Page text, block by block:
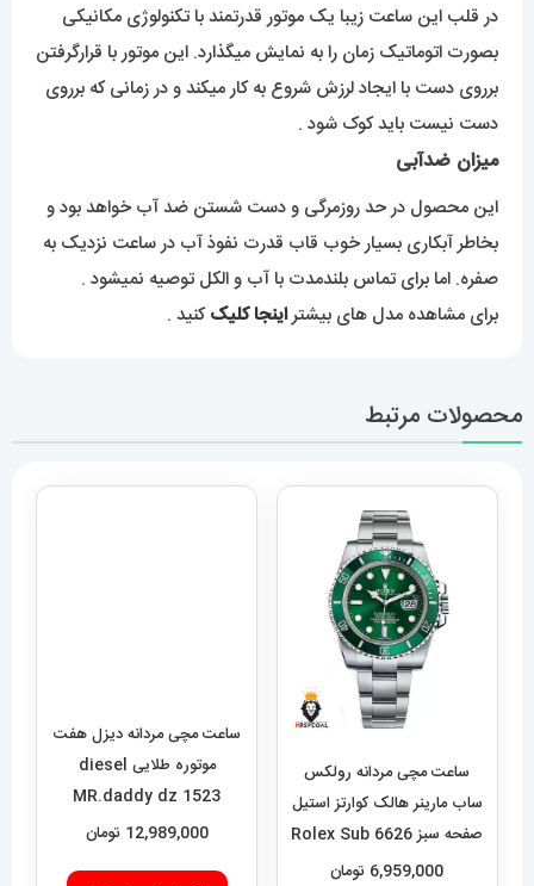
در قلب این ساعت زیبا یک موتور قدرتمند با تکنولوژی مکانیکی
بصورت اتوماتیک زمان را به نمایش میگذارد. این موتور با قرارگرفتن
برروی دست با ایجاد لرزش شروع به کار میکند و در زمانی که برروی
دست نیست باید کوک شود .
میزان ضدآبی
این محصول در حد روزمرگی و دست شستن ضد آب خواهد بود و
بخاطر آبکاری بسیار خوب قاب قدرت نفوذ آب در ساعت نزدیک به
صفره. اما برای تماس بلندمدت با آب و الکل توصیه نمیشود .
برای مشاهده مدل های بیشتراینجا کلیککنید .
محصولات مرتبط
ساعت مچی مردانه رولکس
ساب مارینر هالک کوارتز استیل
صفحه سبز 6626 Rolex Sub
mariner hulk
6,959,000 تومان
افزودن به سبد خرید